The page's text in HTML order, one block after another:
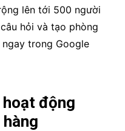
lên tới 500 người
hỏi và tạo phòng
trong Google
động